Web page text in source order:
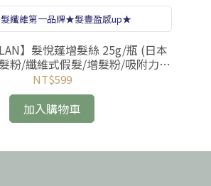
髮纖維第一品牌★髮豐盈感up★
】髮悅蓬增髮絲 25g/瓶 (日本
粉/纖維式假髮/增髮粉/吸附力再
提升)
NT$599
加入購物車